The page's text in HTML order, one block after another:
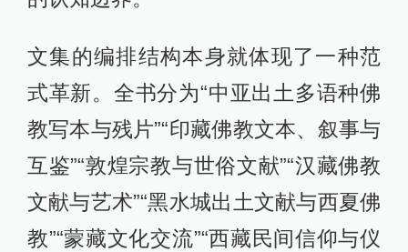
文集的编排结构本身就体现了一种范
式革新。全书分为“中亚出土多语种佛
教写本与残片”“印藏佛教文本、叙事与
互鉴”“敦煌宗教与世俗文献”“汉藏佛教
文献与艺术”“黑水城出土文献与西夏佛
教”“蒙藏文化交流”“西藏民间信仰与仪